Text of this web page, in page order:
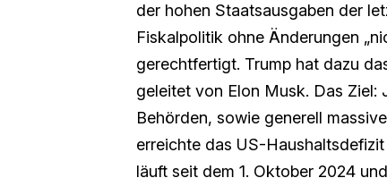
der hohen Staatsausgaben der
Fiskalpolitik ohne Änderungen
gerechtfertigt. Trump hat dazu
geleitet von Elon Musk. Das Ziel:
Behörden, sowie generell
erreichte das US-
läuft seit dem 1. Oktober 2024